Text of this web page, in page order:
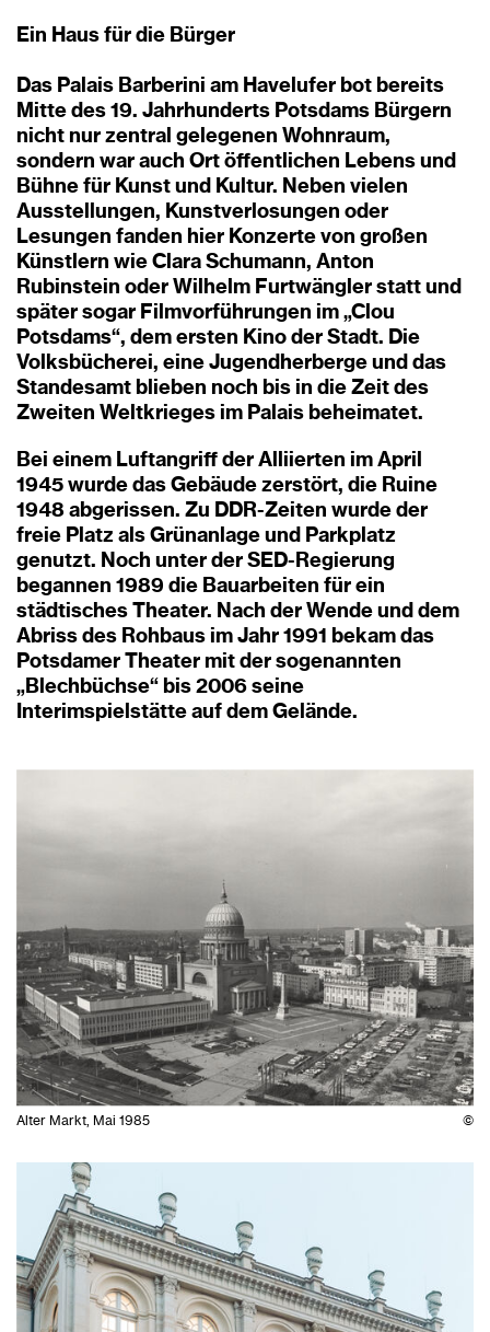
Ein Haus für die Bürger
Das Palais Barberini am Havelufer bot bereits
Mitte des 19. Jahrhunderts Potsdams Bürgern
nicht nur zentral gelegenen Wohnraum,
sondern war auch Ort öffentlichen Lebens und
Bühne für Kunst und Kultur. Neben vielen
Ausstellungen, Kunstverlosungen oder
Lesungen fanden hier Konzerte von großen
Künstlern wie Clara Schumann, Anton
Rubinstein oder Wilhelm Furtwängler statt und
später sogar Filmvorführungen im „Clou
Potsdams“, dem ersten Kino der Stadt. Die
Volksbücherei, eine Jugendherberge und das
Standesamt blieben noch bis in die Zeit des
Zweiten Weltkrieges im Palais beheimatet.
Bei einem Luftangriff der Alliierten im April
1945 wurde das Gebäude zerstört, die Ruine
1948 abgerissen. Zu DDR-Zeiten wurde der
freie Platz als Grünanlage und Parkplatz
genutzt. Noch unter der SED-Regierung
begannen 1989 die Bauarbeiten für ein
städtisches Theater. Nach der Wende und dem
Abriss des Rohbaus im Jahr 1991 bekam das
Potsdamer Theater mit der sogenannten
„Blechbüchse“ bis 2006 seine
Interimspielstätte auf dem Gelände.
Alter Markt, Mai 1985 ©